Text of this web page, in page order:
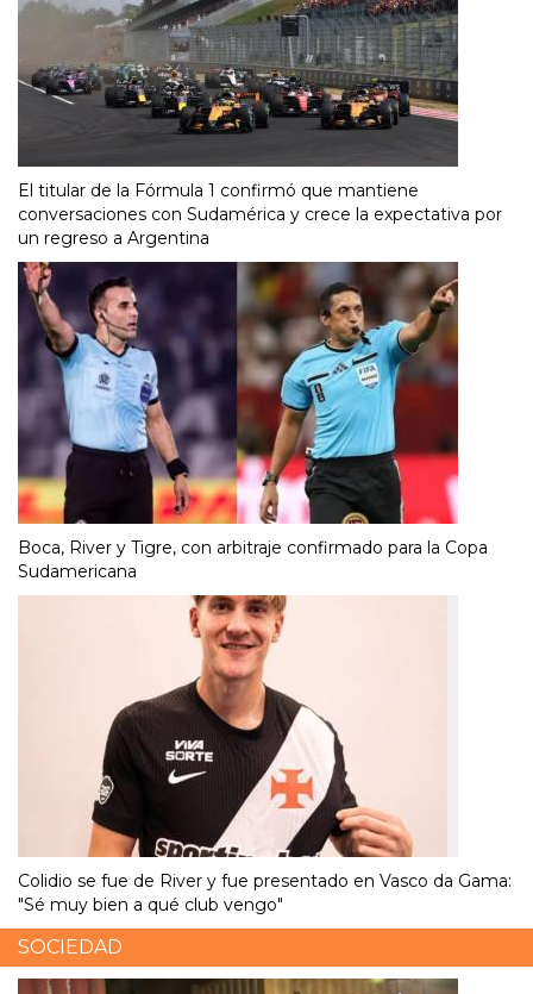
El titular de la Fórmula 1 confirmó que mantiene
conversaciones con Sudamérica y crece la expectativa por
un regreso a Argentina
Boca, River y Tigre, con arbitraje confirmado para la Copa
Sudamericana
Colidio se fue de River y fue presentado en Vasco da Gama:
"Sé muy bien a qué club vengo"
SOCIEDAD